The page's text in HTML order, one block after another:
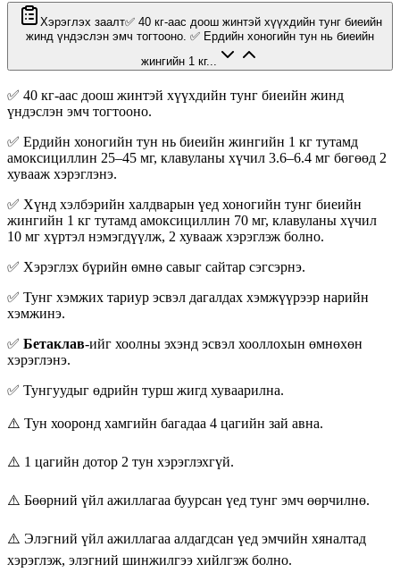
Хэрэглэх заалт✅ 40 кг-аас доош жинтэй хүүхдийн тунг биеийн
жинд үндэслэн эмч тогтооно. ✅ Ердийн хоногийн тун нь биеийн
жингийн 1 кг...
✅ 40 кг-аас доош жинтэй хүүхдийн тунг биеийн жинд
үндэслэн эмч тогтооно.
✅ Ердийн хоногийн тун нь биеийн жингийн 1 кг тутамд
амоксициллин 25–45 мг, клавуланы хүчил 3.6–6.4 мг бөгөөд 2
хувааж хэрэглэнэ.
✅ Хүнд хэлбэрийн халдварын үед хоногийн тунг биеийн
жингийн 1 кг тутамд амоксициллин 70 мг, клавуланы хүчил
10 мг хүртэл нэмэгдүүлж, 2 хувааж хэрэглэж болно.
✅ Хэрэглэх бүрийн өмнө савыг сайтар сэгсэрнэ.
✅ Тунг хэмжих тариур эсвэл дагалдах хэмжүүрээр нарийн
хэмжинэ.
✅ Бетаклав-ийг хоолны эхэнд эсвэл хооллохын өмнөхөн
хэрэглэнэ.
✅ Тунгуудыг өдрийн турш жигд хуваарилна.
⚠️ Тун хооронд хамгийн багадаа 4 цагийн зай авна.
⚠️ 1 цагийн дотор 2 тун хэрэглэхгүй.
⚠️ Бөөрний үйл ажиллагаа буурсан үед тунг эмч өөрчилнө.
⚠️ Элэгний үйл ажиллагаа алдагдсан үед эмчийн хяналтад
хэрэглэж, элэгний шинжилгээ хийлгэж болно.